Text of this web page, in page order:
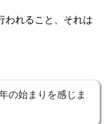
われること、それは
の始まりを感じま